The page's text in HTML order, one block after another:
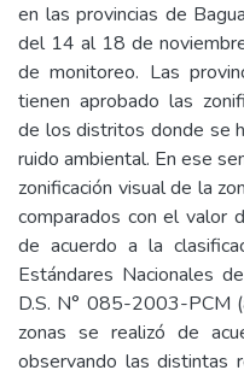
en las provincias de
del 14 al 18 de
de monitoreo. Las
tienen aprobado las
de los distritos donde se
ruido ambiental. En ese
zonificación visual de la
comparados con el valor
de acuerdo a la
Estándares Nacionales
D.S. N° 085-2003-PCM
zonas se realizó de
observando las distintas